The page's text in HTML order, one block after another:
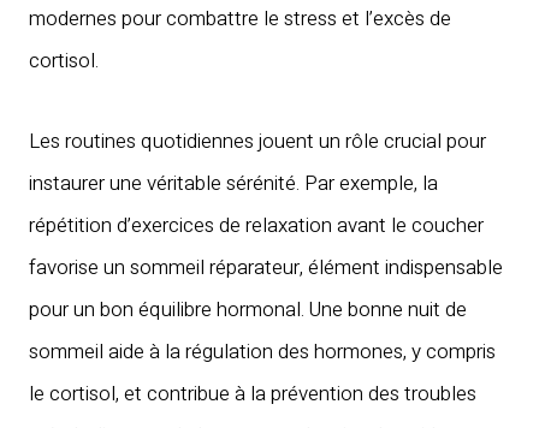
modernes pour combattre le stress et l’excès de
cortisol.
Les routines quotidiennes jouent un rôle crucial pour
instaurer une véritable sérénité. Par exemple, la
répétition d’exercices de relaxation avant le coucher
favorise un sommeil réparateur, élément indispensable
pour un bon équilibre hormonal. Une bonne nuit de
sommeil aide à la régulation des hormones, y compris
le cortisol, et contribue à la prévention des troubles